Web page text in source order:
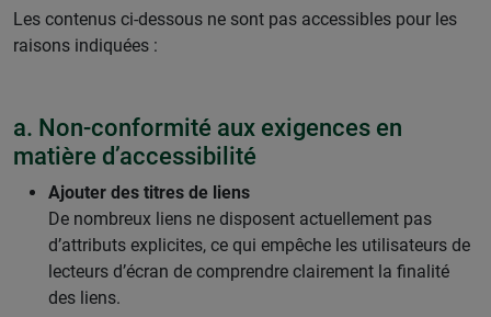
Les contenus ci-dessous ne sont pas accessibles pour les
raisons indiquées :
a. Non-conformité aux exigences en
matière d’accessibilité
Ajouter des titres de liens
De nombreux liens ne disposent actuellement pas
d’attributs explicites, ce qui empêche les utilisateurs de
lecteurs d’écran de comprendre clairement la finalité
des liens.